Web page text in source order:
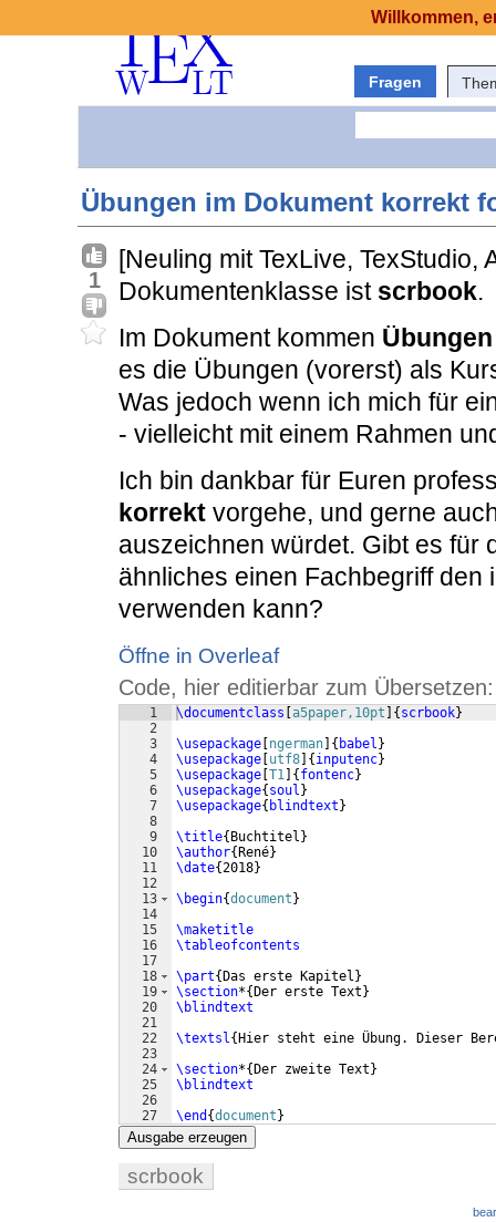
Fragen
Übungen im Dokument korrekt
1
[Neuling mit TexLive, TexStudio,
Dokumentenklasse ist scrbook.
Im Dokument kommen Übungen
es die Übungen (vorerst) als
Was jedoch wenn ich mich für
- vielleicht mit einem Rahmen
Ich bin dankbar für Euren
korrekt vorgehe, und gerne
auszeichnen würdet. Gibt es für
ähnliches einen Fachbegriff den
verwenden kann?
Öffne in Overleaf
Code, hier editierbar zum Übersetzen:
1
2
3
4
5
6
7
8
9
10
11
12
13
14
15
16
17
18
19
20
21
22
23
24
25
26
27
\documentclass a5paper,10pt { scrbook}
\usepackage ngerman { babel }
\usepackage utf8 { inputenc}
\usepackage T1 { fontenc}
\usepackage{ soul }
\usepackage{ blindtext }
\title{ Buchtitel }
\author{ René}
\date{2018}
\begin{document }
\maketitle
\tableofcontents
\part{ Das erste Kapitel }
\section*{ Der erste Text }
\blindtext
\textsl{ Hier steht eine Übung. Dieser
\section*{ Der zweite Text }
\blindtext
\end {document }
Ausgabe erzeugen
scrbook
Willkommen,